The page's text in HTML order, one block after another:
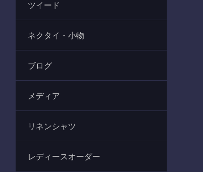
ツイード
ネクタイ・小物
ブログ
メディア
リネンシャツ
レディースオーダー